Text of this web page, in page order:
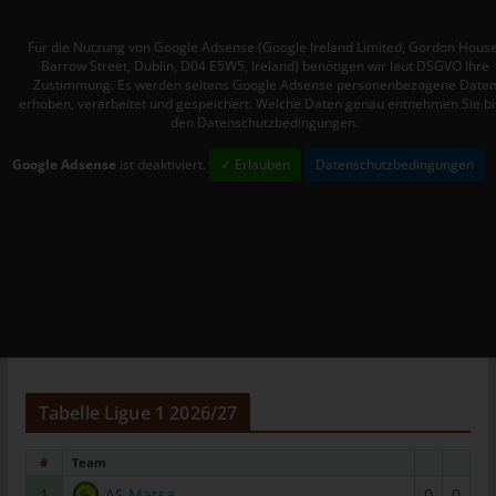
Für die Nutzung von Google Adsense (Google Ireland Limited, Gordon
Barrow Street, Dublin, D04 E5W5, Ireland) benötigen wir laut DSGVO Ihre
Zustimmung. Es werden seitens Google Adsense personenbezogene Daten
erhoben, verarbeitet und gespeichert. Welche Daten genau entnehmen Sie
den Datenschutzbedingungen.
Google Adsense ist deaktiviert. ✓ Erlauben Datenschutzbedingungen
Tabelle Ligue 1 2026/27
# Team
Verantwortlichen oder des Auftragsverarbeiters befugt sind, die
personenbezogenen Daten zu verarbeiten.
k) Einwilligung
bestimmten Fall in informierter Weise und unmissverständlich
Verantwortlicher im Sinne der Datenschutz-Grundverordnung,
sonstiger in den Mitgliedstaaten der Europäischen Union
geltenden Datenschutzgesetze und anderer Bestimmungen mit
datenschutzrechtlichem Charakter ist: